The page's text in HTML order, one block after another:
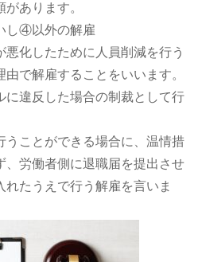
あります。
④以外の解雇
化したために人員削減を行う
で解雇することをいいます。
違反した場合の制裁として行
ことができる場合に、温情措
、労働者側に退職届を提出させ
たうえで行う解雇を言いま